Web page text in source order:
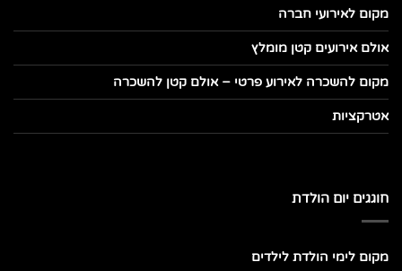
מקום לאירועי חברה
אולם אירועים קטן מומלץ
מקום להשכרה לאירוע פרטי – אולם קטן להשכרה
אטרקציות
חוגגים יום הולדת
מקום לימי הולדת לילדים